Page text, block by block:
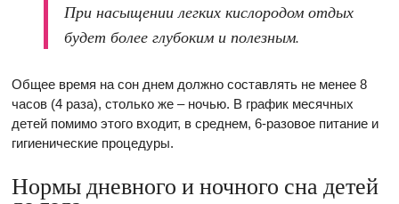
При насыщении легких кислородом отдых
будет более глубоким и полезным.
Общее время на сон днем должно составлять не менее 8
часов (4 раза), столько же – ночью. В график месячных
детей помимо этого входит, в среднем, 6-разовое питание и
гигиенические процедуры.
Нормы дневного и ночного сна детей